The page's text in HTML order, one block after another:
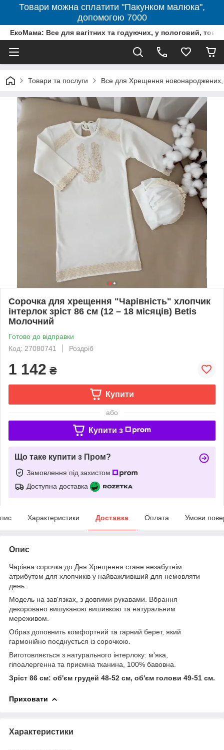
Товари можна сплатити "Пакунком малюка",
допомогою 7000
ЕкоМама: Все для вагітних та годуючих, у пологовий,
Товари та послуги Все для Хрещення новонароджених,
Сорочка для хрещення "Чарівність" хлопчик
інтерлок зріст 86 см (12 – 18 місяців) Betis
Молочний
Готово до відправки
Код: 27080741
Роздріб
1 142 ₴
Купити
або
Купити з
Що таке купити з Пром?
Замовлення під захистом
Доступна доставка
Характеристики Доставка Оплата Умови
Опис
Чарівна сорочка до Дня Хрещення стане незабутнім
атрибутом для хлопчиків у найважливіший для немовляти
день.
Модель на зав'язках, з довгими рукавами. Вбрання
декоровано вишуканою вишивкою та натуральним
мереживом.
Образ доповнить комфортний та гарний берет, який
гармонійно поєднується із сорочкою.
Виготовляється з натурального інтерлоку: м'яка,
гіпоалергенна та приємна тканина, 100% бавовна.
Зріст 86 см: об'єм грудей 48-52 см, об'єм голови 49-51 см.
Приховати
Характеристики